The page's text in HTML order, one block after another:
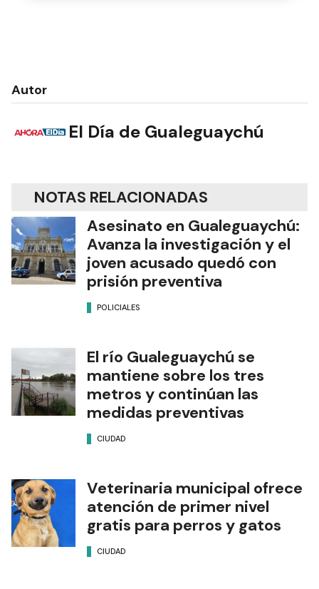
Autor
El Día de Gualeguaychú
NOTAS RELACIONADAS
Asesinato en Gualeguaychú:
Avanza la investigación y el
joven acusado quedó con
prisión preventiva
POLICIALES
El río Gualeguaychú se
mantiene sobre los tres
metros y continúan las
medidas preventivas
CIUDAD
Veterinaria municipal ofrece
atención de primer nivel
gratis para perros y gatos
CIUDAD